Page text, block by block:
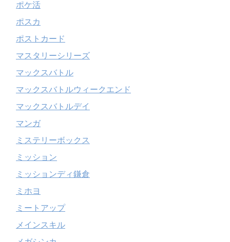
ポケ活
ポスカ
ポストカード
マスタリーシリーズ
マックスバトル
マックスバトルウィークエンド
マックスバトルデイ
マンガ
ミステリーボックス
ミッション
ミッションディ鎌倉
ミホヨ
ミートアップ
メインスキル